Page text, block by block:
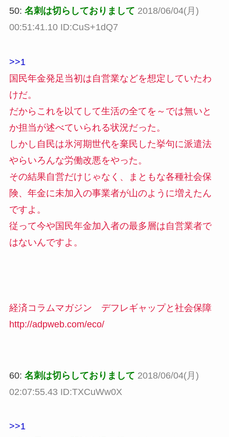
50: 名刺は切らしておりまして 2018/06/04(月)
00:51:41.10 ID:CuS+1dQ7
>>1
国民年金発足当初は自営業などを想定していたわ
けだ。
だからこれを以てして生活の全てを～では無いと
か担当が述べていられる状況だった。
しかし自民は氷河期世代を棄民した挙句に派遣法
やらいろんな労働改悪をやった。
その結果自営だけじゃなく、まともな各種社会保
険、年金に未加入の事業者が山のように増えたん
ですよ。
従って今や国民年金加入者の最多層は自営業者で
はないんですよ。
経済コラムマガジン デフレギャップと社会保障
http://adpweb.com/eco/
60: 名刺は切らしておりまして 2018/06/04(月)
02:07:55.43 ID:TXCuWw0X
>>1